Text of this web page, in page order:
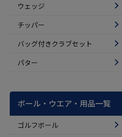
ウェッジ
チッパー
バッグ付きクラブセット
パター
ボール・ウエア・用品一覧
ゴルフボール